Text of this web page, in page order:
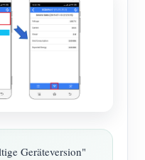
Geräteversion"